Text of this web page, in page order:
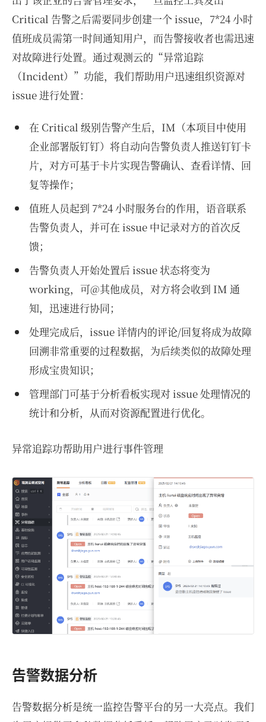
Critical 告警之后需要同步创建一个 issue，7*24 小时
值班成员需第一时间通知用户，而告警接收者也需迅速
对故障进行处置。通过观测云的“异常追踪
（Incident）”功能，我们帮助用户迅速组织资源对
issue 进行处置：
在 Critical 级别告警产生后，IM（本项目中使用
企业部署版钉钉）将自动向告警负责人推送钉钉卡
片，对方可基于卡片实现告警确认、查看详情、回
复等操作；
值班人员起到 7*24 小时服务台的作用，语音联系
告警负责人，并可在 issue 中记录对方的首次反
馈；
告警负责人开始处置后 issue 状态将变为
working，可@其他成员，对方将会收到 IM 通
知，迅速进行协同；
处理完成后，issue 详情内的评论/回复将成为故障
回溯非常重要的过程数据，为后续类似的故障处理
形成宝贵知识；
管理部门可基于分析看板实现对 issue 处理情况的
统计和分析，从而对资源配置进行优化。
异常追踪功帮助用户进行事件管理
告警数据分析
告警数据分析是统一监控告警平台的另一大亮点。我们